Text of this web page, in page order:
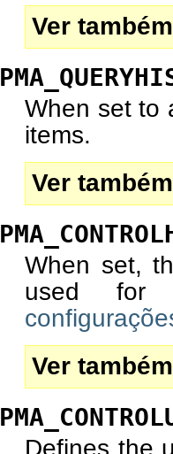
Ver também
When set to
items.
Ver também
When set,
used for
Ver também
Defines the